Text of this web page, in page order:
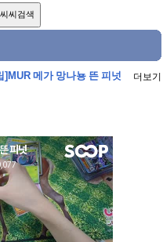
]MUR 메가 망나뇽 뜬 피넛 더보기